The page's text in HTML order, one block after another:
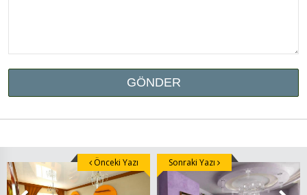
Önceki Yazı Sonraki Yazı